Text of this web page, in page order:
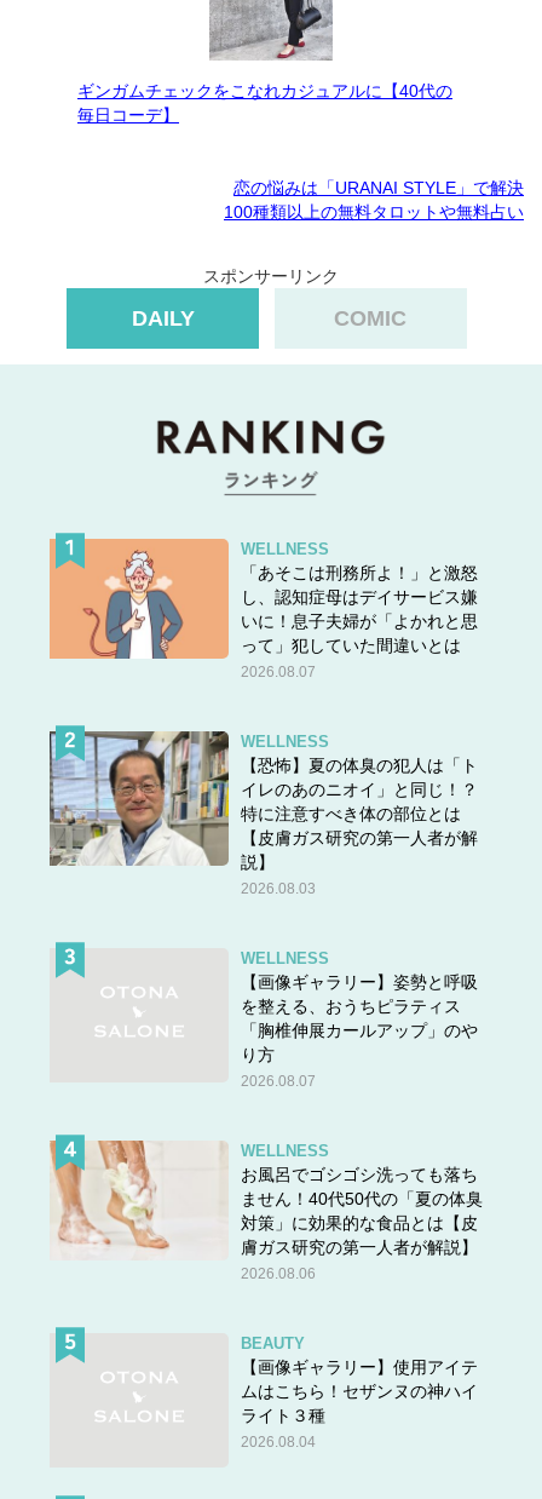
ギンガムチェックをこなれカジュアルに【40代の
毎日コーデ】
恋の悩みは「URANAI STYLE」で解決
100種類以上の無料タロットや無料占い
スポンサーリンク
DAILY COMIC
WELLNESS
「あそこは刑務所よ！」と激怒
し、認知症母はデイサービス嫌
いに！息子夫婦が「よかれと思
って」犯していた間違いとは
2026.08.07
WELLNESS
【恐怖】夏の体臭の犯人は「ト
イレのあのニオイ」と同じ！？
特に注意すべき体の部位とは
【皮膚ガス研究の第一人者が解
説】
2026.08.03
WELLNESS
【画像ギャラリー】姿勢と呼吸
を整える、おうちピラティス
「胸椎伸展カールアップ」のや
り方
2026.08.07
WELLNESS
お風呂でゴシゴシ洗っても落ち
ません！40代50代の「夏の体臭
対策」に効果的な食品とは【皮
膚ガス研究の第一人者が解説】
2026.08.06
BEAUTY
【画像ギャラリー】使用アイテ
ムはこちら！セザンヌの神ハイ
ライト３種
2026.08.04